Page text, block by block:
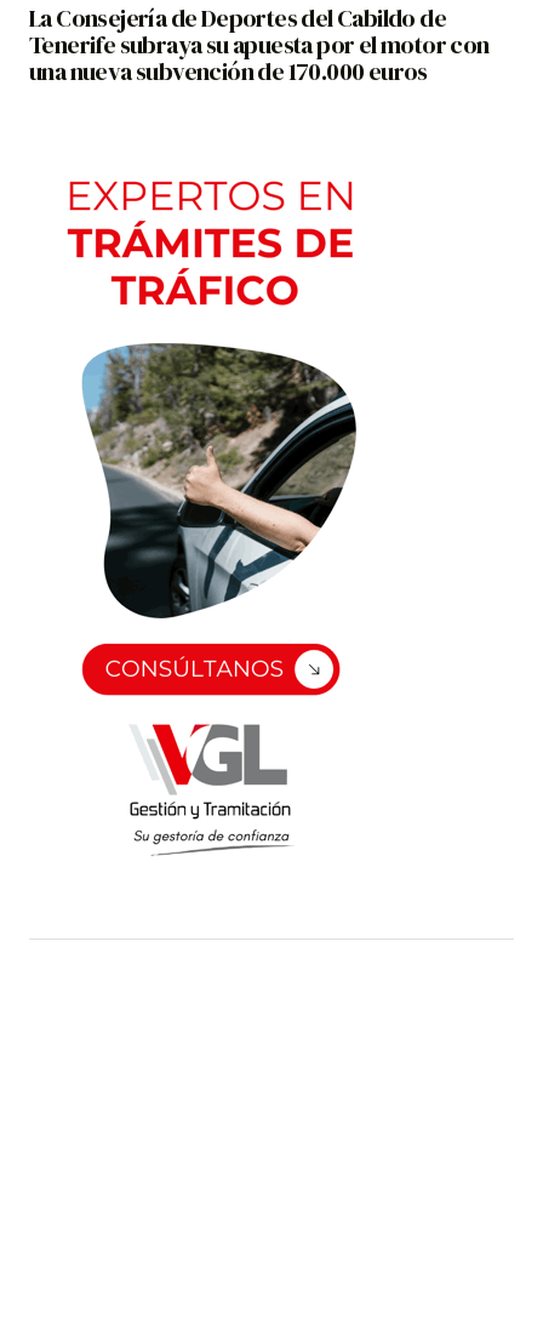
La Consejería de Deportes del Cabildo de
Tenerife subraya su apuesta por el motor con
una nueva subvención de 170.000 euros